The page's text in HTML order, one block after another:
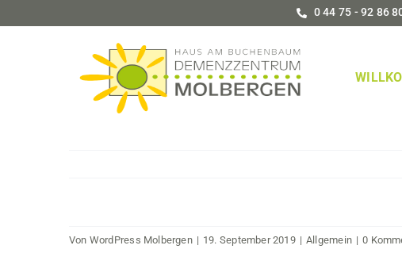
Inhalt
0 44 75 - 92 86
Von WordPress Molbergen | 19. September 2019 | Allgemein | 0